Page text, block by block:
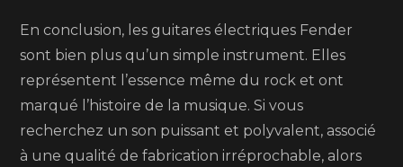
En conclusion, les guitares électriques Fender
sont bien plus qu’un simple instrument. Elles
représentent l’essence même du rock et ont
marqué l’histoire de la musique. Si vous
recherchez un son puissant et polyvalent, associé
à une qualité de fabrication irréprochable, alors